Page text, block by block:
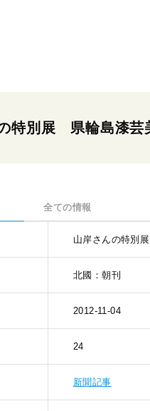
特別展 県輪島漆芸
全ての情報
山岸さんの特別
北國：朝刊
2012-11-04
24
新聞記事